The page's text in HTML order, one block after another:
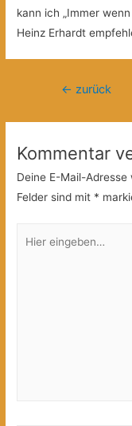
kann ich „Immer
Heinz Erhardt
← zurück
Kommentar
Deine E-Mail-
Felder sind mit *
eingeben…